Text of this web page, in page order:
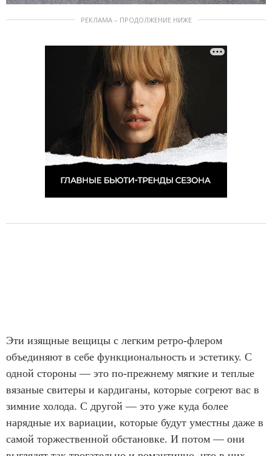
РЕКЛАМА – ПРОДОЛЖЕНИЕ НИЖЕ
Эти изящные вещицы с легким ретро-флером
объединяют в себе функциональность и эстетику. С
одной стороны — это по-прежнему мягкие и теплые
вязаные свитеры и кардиганы, которые согреют вас в
зимние холода. С другой — это уже куда более
нарядные их вариации, которые будут уместны даже в
самой торжественной обстановке. И потом — они